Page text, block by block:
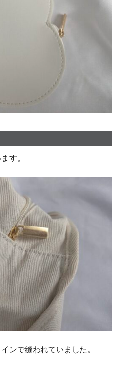
す。
ンで縫われていました。